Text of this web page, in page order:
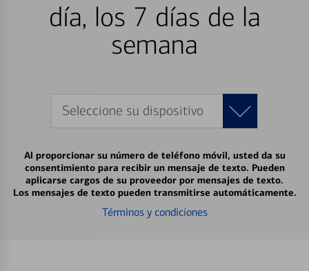
día, los 7 días de la
semana
Seleccione su dispositivo
Al proporcionar su número de teléfono móvil, usted da su
consentimiento para recibir un mensaje de texto. Pueden
aplicarse cargos de su proveedor por mensajes de texto.
Los mensajes de texto pueden transmitirse automáticamente.
Términos y condiciones